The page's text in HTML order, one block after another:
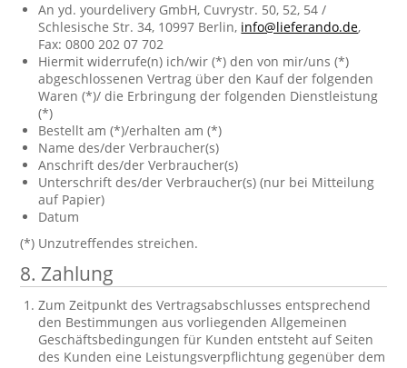
An yd. yourdelivery GmbH, Cuvrystr. 50, 52, 54 /
Schlesische Str. 34, 10997 Berlin, info@lieferando.de,
Fax: 0800 202 07 702
Hiermit widerrufe(n) ich/wir (*) den von mir/uns (*)
abgeschlossenen Vertrag über den Kauf der folgenden
Waren (*)/ die Erbringung der folgenden Dienstleistung
(*)
Bestellt am (*)/erhalten am (*)
Name des/der Verbraucher(s)
Anschrift des/der Verbraucher(s)
Unterschrift des/der Verbraucher(s) (nur bei Mitteilung
auf Papier)
Datum
(*) Unzutreffendes streichen.
8. Zahlung
Zum Zeitpunkt des Vertragsabschlusses entsprechend
den Bestimmungen aus vorliegenden Allgemeinen
Geschäftsbedingungen für Kunden entsteht auf Seiten
des Kunden eine Leistungsverpflichtung gegenüber dem